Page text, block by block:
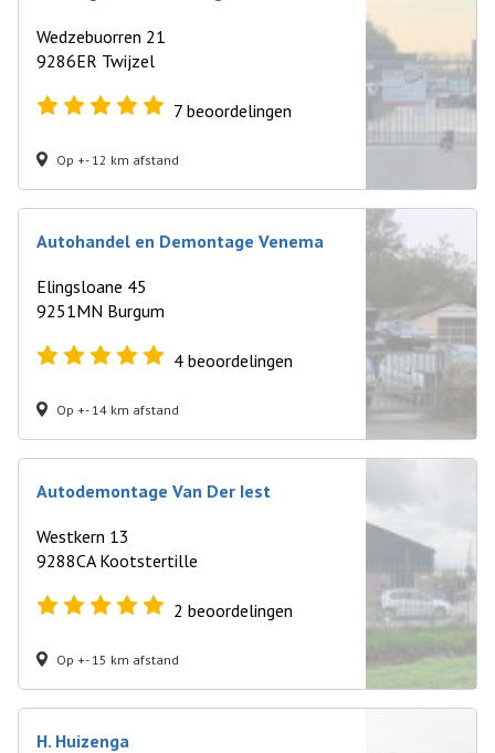
Wedzebuorren 21
9286ER Twijzel
7 beoordelingen
Op +- 12 km afstand
Autohandel en Demontage Venema
Elingsloane 45
9251MN Burgum
4 beoordelingen
Op +- 14 km afstand
Autodemontage Van Der Iest
Westkern 13
9288CA Kootstertille
2 beoordelingen
Op +- 15 km afstand
H. Huizenga